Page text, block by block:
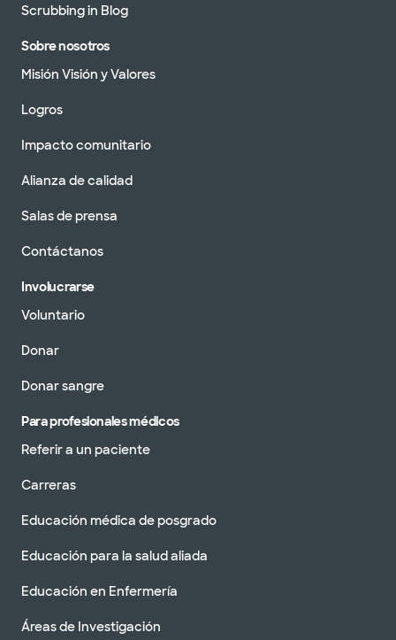
Scrubbing in Blog
Sobre nosotros
Misión Visión y Valores
Logros
Impacto comunitario
Alianza de calidad
Salas de prensa
Contáctanos
Involucrarse
Voluntario
Donar
Donar sangre
Para profesionales médicos
Referir a un paciente
Carreras
Educación médica de posgrado
Educación para la salud aliada
Educación en Enfermería
Áreas de Investigación